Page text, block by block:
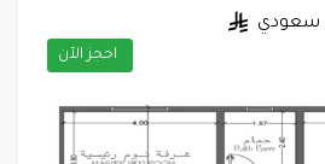
احجز الآن